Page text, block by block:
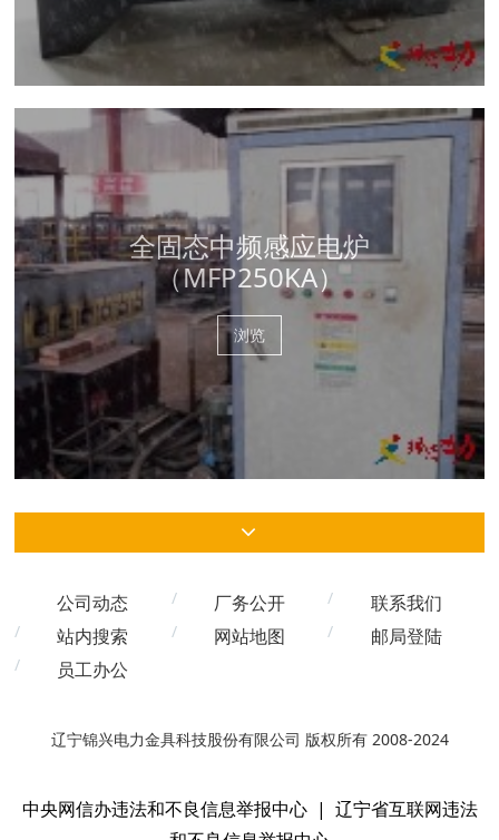
全固态中频感应电炉
（MFP250KA）
浏览
公司动态 厂务公开
联系我们
站内搜索
网站地图
邮局登陆
员工办公
辽宁锦兴电力金具科技股份有限公司 版权所有 2008-2024
中央网信办违法和不良信息举报中心| 辽宁省互联网违法